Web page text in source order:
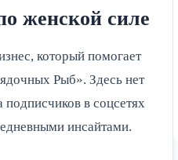
женской силе
который помогает
Рыб». Здесь нет
в соцсетях
инсайтами.